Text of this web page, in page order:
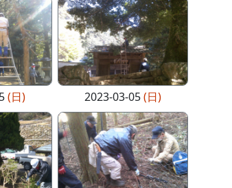
(日) 2023-03-05(日)